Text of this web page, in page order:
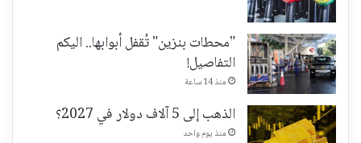
"محطات بنزين" تُقفل أبوابها.. اليكم
التفاصيل!
منذ 14 ساعة
الذهب إلى 5 آلاف دولار في 2027؟
منذ يوم واحد